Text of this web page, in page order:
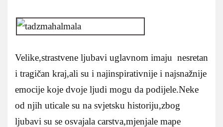
Velike,strastvene ljubavi uglavnom imaju nesretan
i tragičan kraj,ali su i najinspirativnije i najsnažnije
emocije koje dvoje ljudi mogu da podijele.Neke
od njih uticale su na svjetsku historiju,zbog
ljubavi su se osvajala carstva,mjenjale mape